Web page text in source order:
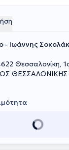
- Ιωάννης
Θεσσαλονίκη,
ΘΕΣΣΑΛΟΝΙΚΗΣ